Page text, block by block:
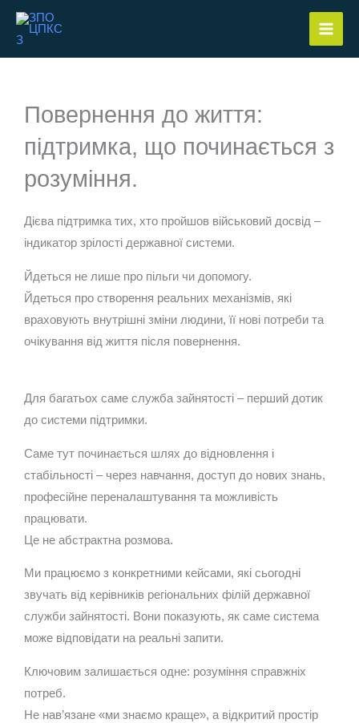
Перейти
Повернення до життя:
підтримка, що починається з
розуміння.
Дієва підтримка тих, хто пройшов військовий досвід –
індикатор зрілості державної системи.
Йдеться не лише про пільги чи допомогу.
Йдеться про створення реальних механізмів, які
враховують внутрішні зміни людини, її нові потреби та
очікування від життя після повернення.
Для багатьох саме служба зайнятості – перший дотик
до системи підтримки.
Саме тут починається шлях до відновлення і
стабільності – через навчання, доступ до нових знань,
професійне переналаштування та можливість
працювати.
Це не абстрактна розмова.
Ми працюємо з конкретними кейсами, які сьогодні
звучать від керівників регіональних філій державної
служби зайнятості. Вони показують, як саме система
може відповідати на реальні запити.
Ключовим залишається одне: розуміння справжніх
потреб.
Не нав’язане «ми знаємо краще», а відкритий простір